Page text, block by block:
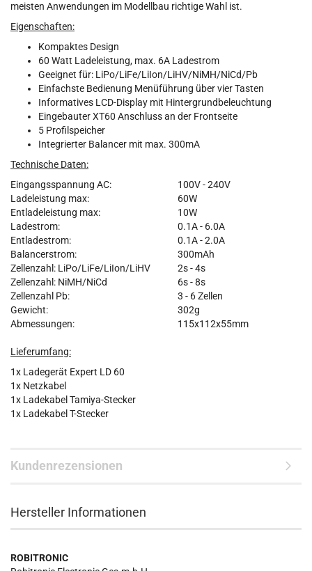
meisten Anwendungen im Modellbau richtige Wahl ist.
Eigenschaften:
Kompaktes Design
60 Watt Ladeleistung, max. 6A Ladestrom
Geeignet für: LiPo/LiFe/LiIon/LiHV/NiMH/NiCd/Pb
Einfachste Bedienung Menüführung über vier Tasten
Informatives LCD-Display mit Hintergrundbeleuchtung
Eingebauter XT60 Anschluss an der Frontseite
5 Profilspeicher
Integrierter Balancer mit max. 300mA
Technische Daten:
Eingangsspannung AC:
100V - 240V
Ladeleistung max:
60W
Entladeleistung max:
10W
Ladestrom:
0.1A - 6.0A
Entladestrom:
0.1A - 2.0A
Balancerstrom:
300mAh
Zellenzahl: LiPo/LiFe/LiIon/LiHV
2s - 4s
Zellenzahl: NiMH/NiCd
6s - 8s
Zellenzahl Pb:
3 - 6 Zellen
Gewicht:
302g
Abmessungen:
115x112x55mm
Lieferumfang:
1x Ladegerät Expert LD 60
1x Netzkabel
1x Ladekabel Tamiya-Stecker
1x Ladekabel T-Stecker
Kundenrezensionen
Hersteller Informationen
ROBITRONIC